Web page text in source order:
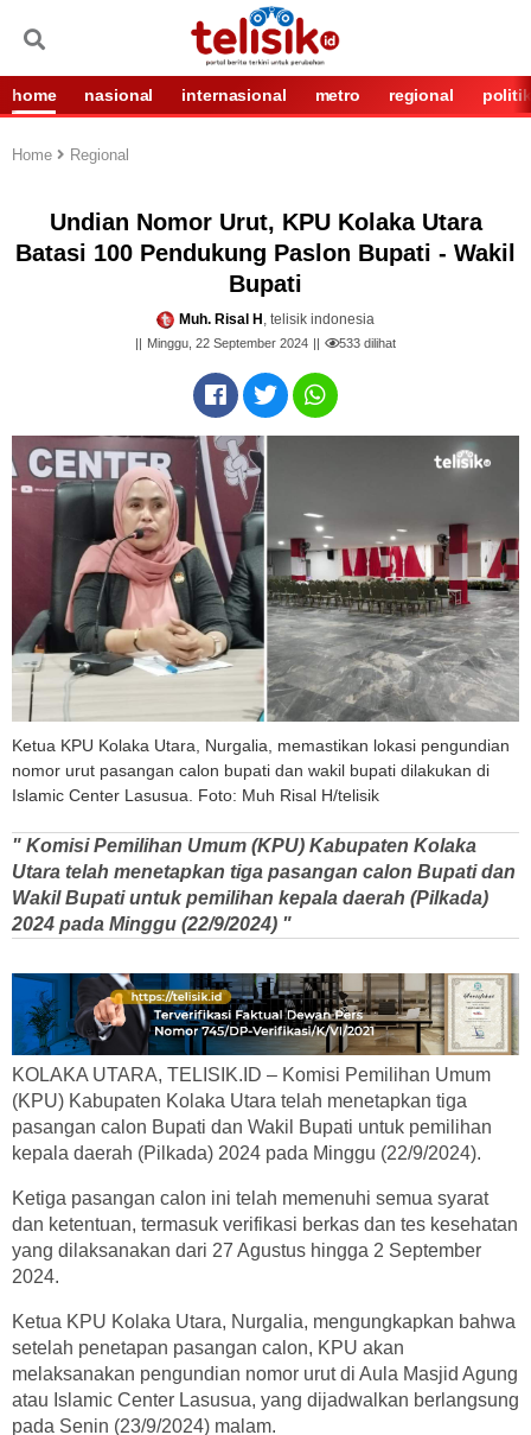
home nasional internasional metro regional politik
Home Regional
Undian Nomor Urut, KPU Kolaka Utara
Batasi 100 Pendukung Paslon Bupati - Wakil
Bupati
Muh. Risal H , telisik indonesia
Minggu, 22 September 2024 533 dilihat
Ketua KPU Kolaka Utara, Nurgalia, memastikan lokasi pengundian
nomor urut pasangan calon bupati dan wakil bupati dilakukan di
Islamic Center Lasusua. Foto: Muh Risal H/telisik
" Komisi Pemilihan Umum (KPU) Kabupaten Kolaka
Utara telah menetapkan tiga pasangan calon Bupati dan
Wakil Bupati untuk pemilihan kepala daerah (Pilkada)
2024 pada Minggu (22/9/2024) "
KOLAKA UTARA, TELISIK.ID – Komisi Pemilihan Umum
(KPU) Kabupaten Kolaka Utara telah menetapkan tiga
pasangan calon Bupati dan Wakil Bupati untuk pemilihan
kepala daerah (Pilkada) 2024 pada Minggu (22/9/2024).
Ketiga pasangan calon ini telah memenuhi semua syarat
dan ketentuan, termasuk verifikasi berkas dan tes kesehatan
yang dilaksanakan dari 27 Agustus hingga 2 September
2024.
Ketua KPU Kolaka Utara, Nurgalia, mengungkapkan bahwa
setelah penetapan pasangan calon, KPU akan
melaksanakan pengundian nomor urut di Aula Masjid Agung
atau Islamic Center Lasusua, yang dijadwalkan berlangsung
pada Senin (23/9/2024) malam.